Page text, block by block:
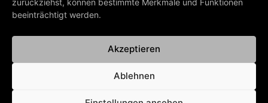
beeinträchtigt werden.
Akzeptieren
Ablehnen
BACK TO ALL NEWS